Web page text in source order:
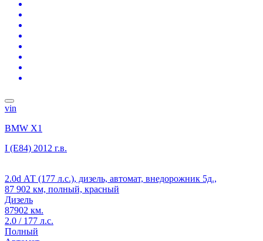
vin
BMW X1
I (E84) 2012 г.в.
2.0d АТ (177 л.с.), дизель, автомат, внедорожник 5д.,
87 902 км, полный, красный
Дизель
87902 км.
2.0 / 177 л.с.
Полный